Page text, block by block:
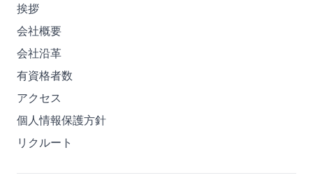
挨拶
会社概要
会社沿革
有資格者数
アクセス
個人情報保護方針
リクルート